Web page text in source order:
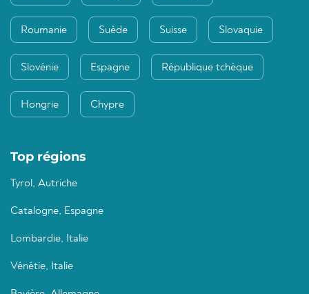
Roumanie Suède Suisse Slovaquie
Slovénie Espagne République tchèque
Hongrie Chypre
Top régions
Tyrol, Autriche
Catalogne, Espagne
Lombardie, Italie
Vénétie, Italie